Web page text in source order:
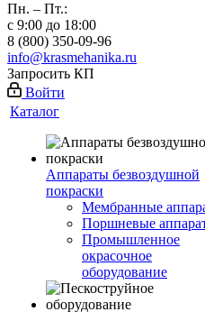
Пн. – Пт.:
с 9:00 до 18:00
8 (800) 350-09-96
info@krasmehanika.ru
Запросить КП
Войти
Каталог
Аппараты безвоздушной
покраски
Мембранные
Поршневые
Промышленное
окрасочное
оборудование